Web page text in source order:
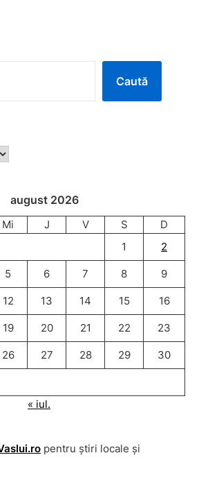
Caută
august 2026
Mi J V S
D
1
2
5 6 7 8 9
12 13 14 15 16
19 20 21 22 23
26 27 28 29 30
« iul.
pentru știri locale și